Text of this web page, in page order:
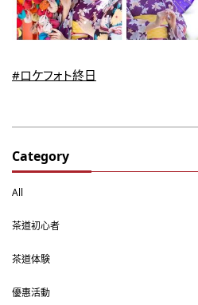
Category
All
茶道初心者
茶道体験
優惠活動
#ロケフォト終日